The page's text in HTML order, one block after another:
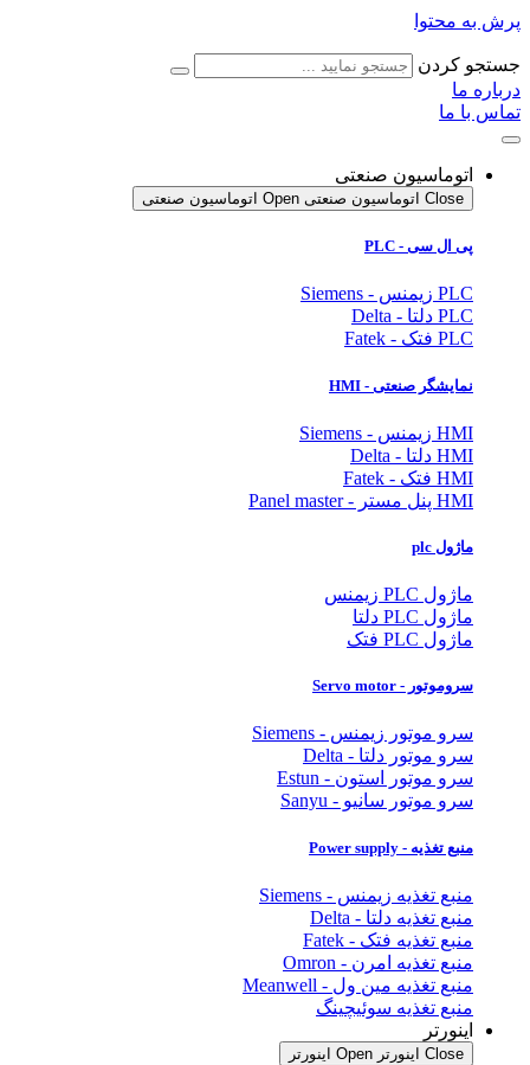
پرش به محتوا
جستجو کردن
درباره ما
تماس با ما
اتوماسیون صنعتی
Close اتوماسیون صنعتی Open اتوماسیون صنعتی
پی ال سی - PLC
PLC زیمنس - Siemens
PLC دلتا - Delta
PLC فتک - Fatek
نمایشگر صنعتی - HMI
HMI زیمنس - Siemens
HMI دلتا - Delta
HMI فتک - Fatek
HMI پنل مستر - Panel master
ماژول plc
ماژول PLC زیمنس
ماژول PLC دلتا
ماژول PLC فتک
سروموتور - Servo motor
سرو موتور زیمنس - Siemens
سرو موتور دلتا - Delta
سرو موتور استون - Estun
سرو موتور سانیو - Sanyu
منبع تغذیه - Power supply
منبع تغذیه زیمنس - Siemens
منبع تغذیه دلتا - Delta
منبع تغذیه فتک - Fatek
منبع تغذیه امرن - Omron
منبع تغذیه مین ول - Meanwell
منبع تغذیه سوئیچینگ
اینورتر
Close اینورتر Open اینورتر